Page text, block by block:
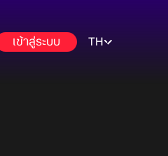
เข้าสู่ระบบ TH